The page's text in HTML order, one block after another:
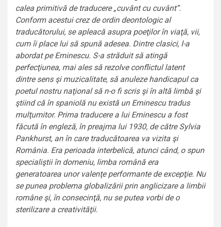
calea primitivă de traducere „cuvânt cu cuvânt”.
Conform acestui crez de ordin deontologic al
traducătorului, se apleacă asupra poeţilor în viaţă, vii,
cum îi place lui să spună adesea. Dintre clasici, l-a
abordat pe Eminescu. S-a străduit să atingă
perfecţiunea, mai ales să rezolve conflictul latent
dintre sens şi muzicalitate, să anuleze handicapul ca
poetul nostru naţional să n-o fi scris şi în altă limbă şi
ştiind că în spaniolă nu există un Eminescu tradus
mulţumitor. Prima traducere a lui Eminescu a fost
făcută în engleză, în preajma lui 1930, de către Sylvia
Pankhurst, an în care traducătoarea va vizita şi
România. Era perioada interbelică, atunci când, o spun
specialiştii în domeniu, limba română era
generatoarea unor valenţe performante de excepţie. Nu
se punea problema globalizării prin anglicizare a limbii
române şi, în consecinţă, nu se putea vorbi de o
sterilizare a creativităţii.